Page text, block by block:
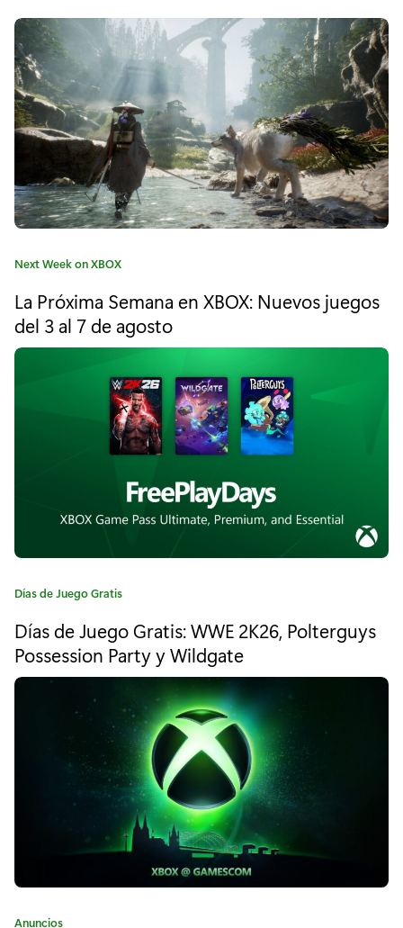
o
r
“
X
B
O
X
M
E
P
A
S
U
M
A
T
E
A
C
T
U
A
C
e
o
Next Week on XBOX
La Próxima Semana en XBOX: Nuevos juegos
del 3 al 7 de agosto
C
t
e
o
Días de Juego Gratis
Días de Juego Gratis: WWE 2K26, Polterguys
Possession Party y Wildgate
C
Anuncios